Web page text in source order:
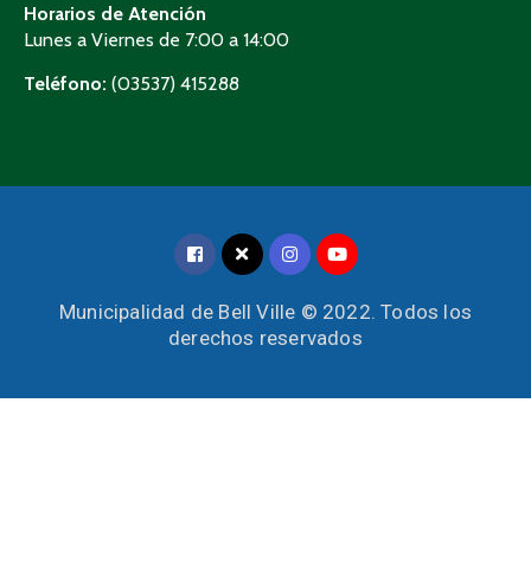
Horarios de Atención
Lunes a Viernes de 7:00 a 14:00
Teléfono: (03537) 415288
Municipalidad de Bell Ville © 2022. Todos los
derechos reservados